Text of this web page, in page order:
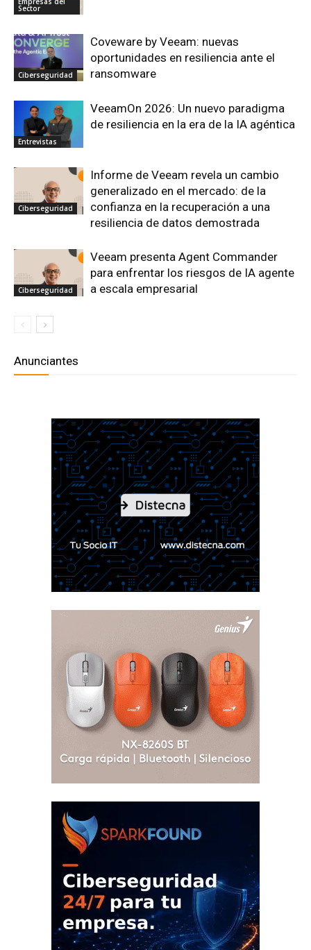
Sector
Ciberseguridad
Coveware by Veeam: nuevas
oportunidades en resiliencia ante el
ransomware
Entrevistas
VeeamOn 2026: Un nuevo paradigma
de resiliencia en la era de la IA agéntica
Ciberseguridad
Informe de Veeam revela un cambio
generalizado en el mercado: de la
confianza en la recuperación a una
resiliencia de datos demostrada
Ciberseguridad
Veeam presenta Agent Commander
para enfrentar los riesgos de IA agente
a escala empresarial
Anunciantes